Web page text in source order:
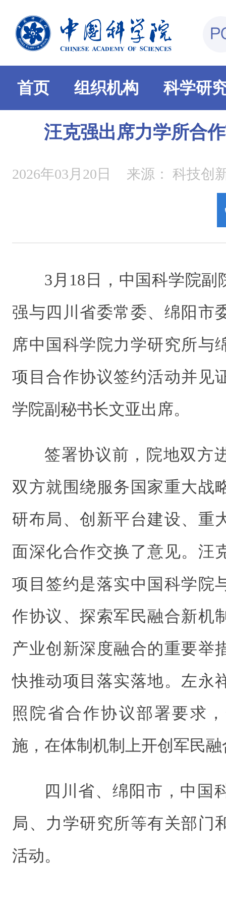
首页 组织机构 科学研
汪克强出席力学所合
2026年03月20日 来源： 科技创
3月18日，中国科学院副
强与四川省委常委、绵阳市
席中国科学院力学研究所与
项目合作协议签约活动并见
学院副秘书长文亚出席。
签署协议前，院地双方
双方就围绕服务国家重大战
研布局、创新平台建设、重
面深化合作交换了意见。汪
项目签约是落实中国科学院
作协议、探索军民融合新机
产业创新深度融合的重要举
快推动项目落实落地。左永
照院省合作协议部署要求
施，在体制机制上开创军民
四川省、绵阳市，中国
局、力学研究所等有关部门
活动。